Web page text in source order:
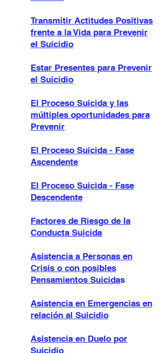
Transmitir Actitudes Positivas
frente a la Vida para Prevenir
el Suicidio
Estar Presentes para Prevenir
el Suicidio
El Proceso Suicida y las
múltiples oportunidades para
Prevenir
El Proceso Suicida - Fase
Ascendente
El Proceso Suicida - Fase
Descendente
Factores de Riesgo de la
Conducta Suicida
Asistencia a Personas en
Crisis o con posibles
Pensamientos Suicidas
Asistencia en Emergencias en
relación al Suicidio
Asistencia en Duelo por
Suicidio